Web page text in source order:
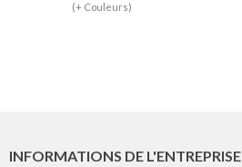
(+ Couleurs)
INFORMATIONS DE L'ENTREPRISE